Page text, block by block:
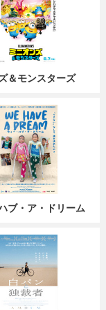
＆モンスターズ
ブ・ア・ドリーム